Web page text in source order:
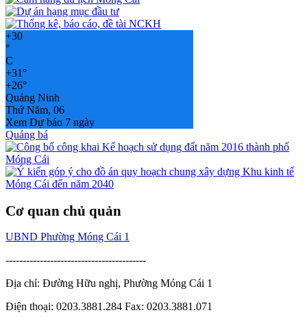
+30
°
C
+31°
+26°
Quảng Ninh
Thứ Năm, 06
Xem Dự báo 7 ngày
Quảng bá
Cơ quan chủ quản
UBND Phường Móng Cái 1
-----------------------------------------
Địa chỉ: Đường Hữu nghị, Phường Móng Cái 1
Điện thoại: 0203.3881.284 Fax: 0203.3881.071